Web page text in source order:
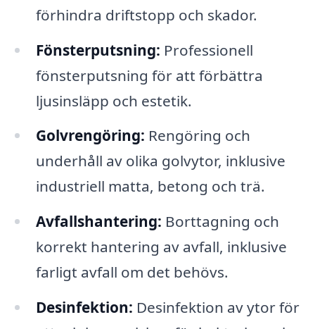
förhindra driftstopp och skador.
Fönsterputsning: Professionell
fönsterputsning för att förbättra
ljusinsläpp och estetik.
Golvrengöring: Rengöring och
underhåll av olika golvytor, inklusive
industriell matta, betong och trä.
Avfallshantering: Borttagning och
korrekt hantering av avfall, inklusive
farligt avfall om det behövs.
Desinfektion: Desinfektion av ytor för